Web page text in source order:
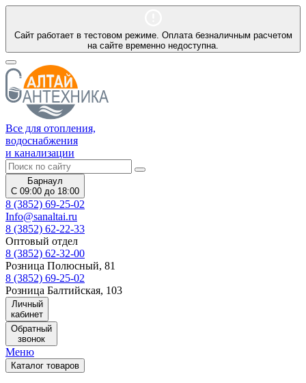
Сайт работает в тестовом режиме. Оплата безналичным расчетом
на сайте временно недоступна.
Все для отопления,
водоснабжения
и канализации
Барнаул
С 09:00 до 18:00
8 (3852) 69-25-02
Info@sanaltai.ru
8 (3852) 62-22-33
Оптовый отдел
8 (3852) 62-32-00
Розница Полюсный, 81
8 (3852) 69-25-02
Розница Балтийская, 103
Личный
кабинет
Обратный
звонок
Меню
Каталог товаров